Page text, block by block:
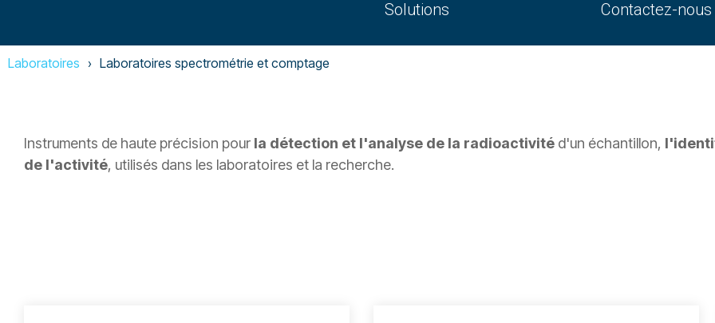
Solutions Contactez-nous
Laboratoires Laboratoires spectrométrie et comptage
Instruments de haute précision pour la détection et l'analyse de la radioactivité d'un échantillon,
de l'activité, utilisés dans les laboratoires et la recherche.